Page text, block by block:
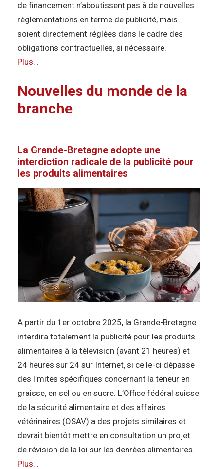
de financement n’aboutissent pas à de nouvelles
réglementations en terme de publicité, mais
soient directement réglées dans le cadre des
obligations contractuelles, si nécessaire.
Plus…
Nouvelles du monde de la
branche
La Grande-Bretagne adopte une
interdiction radicale de la publicité pour
les produits alimentaires
A partir du 1er octobre 2025, la Grande-Bretagne
interdira totalement la publicité pour les produits
alimentaires à la télévision (avant 21 heures) et
24 heures sur 24 sur Internet, si celle-ci dépasse
des limites spécifiques concernant la teneur en
graisse, en sel ou en sucre. L’Office fédéral suisse
de la sécurité alimentaire et des affaires
vétérinaires (OSAV) a des projets similaires et
devrait bientôt mettre en consultation un projet
de révision de la loi sur les denrées alimentaires.
Plus…